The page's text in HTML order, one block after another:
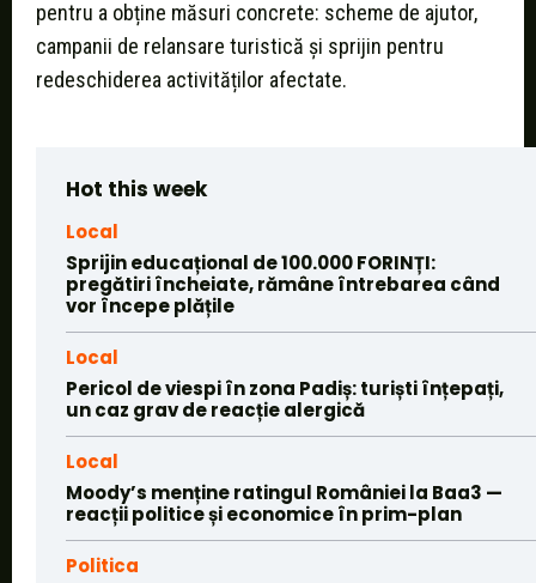
pentru a obține măsuri concrete: scheme de ajutor,
campanii de relansare turistică și sprijin pentru
redeschiderea activităților afectate.
Hot this week
Local
Sprijin educațional de 100.000 FORINȚI:
pregătiri încheiate, rămâne întrebarea când
vor începe plățile
Local
Pericol de viespi în zona Padiș: turiști înțepați,
un caz grav de reacție alergică
Local
Moody’s menține ratingul României la Baa3 —
reacții politice și economice în prim-plan
Politica